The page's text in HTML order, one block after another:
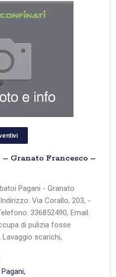
Granato Francesco –
Pagani - Granato
Via Corallo, 203, -
336852490, Email:
di pulizia fosse
scarichi,